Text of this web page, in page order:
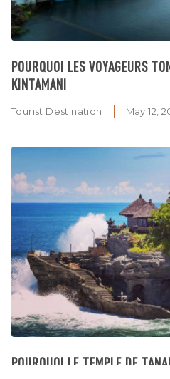
POURQUOI LES VOYAGEURS
KINTAMANI
Tourist Destination May 12,
POURQUOI LE TEMPLE DE